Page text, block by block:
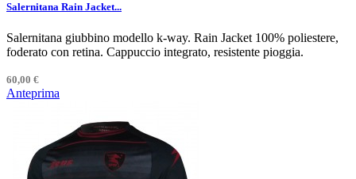
Salernitana Rain Jacket...
Salernitana giubbino modello k-way. Rain Jacket 100% poliestere,
foderato con retina. Cappuccio integrato, resistente pioggia.
60,00 €
Anteprima